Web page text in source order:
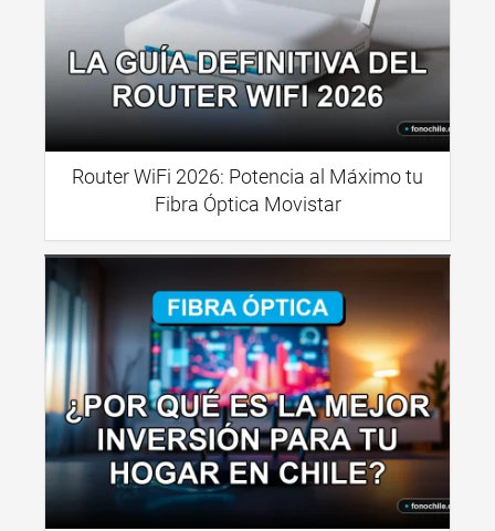
Router WiFi 2026: Potencia al Máximo tu
Fibra Óptica Movistar